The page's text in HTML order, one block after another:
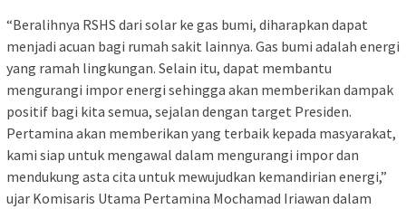
“Beralihnya RSHS dari solar ke gas bumi, diharapkan dapat
menjadi acuan bagi rumah sakit lainnya. Gas bumi adalah energi
yang ramah lingkungan. Selain itu, dapat membantu
mengurangi impor energi sehingga akan memberikan dampak
positif bagi kita semua, sejalan dengan target Presiden.
Pertamina akan memberikan yang terbaik kepada masyarakat,
kami siap untuk mengawal dalam mengurangi impor dan
mendukung asta cita untuk mewujudkan kemandirian energi,”
ujar Komisaris Utama Pertamina Mochamad Iriawan dalam